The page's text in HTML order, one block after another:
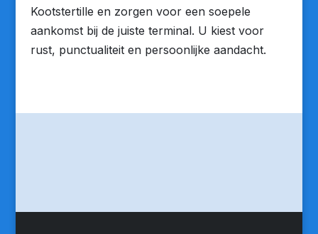
Kootstertille en zorgen voor een soepele
aankomst bij de juiste terminal. U kiest voor
rust, punctualiteit en persoonlijke aandacht.